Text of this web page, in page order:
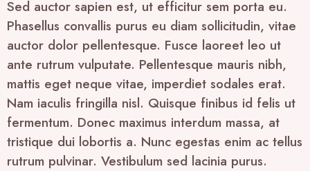
Sed auctor sapien est, ut efficitur sem porta eu.
Phasellus convallis purus eu diam sollicitudin, vitae
auctor dolor pellentesque. Fusce laoreet leo ut
ante rutrum vulputate. Pellentesque mauris nibh,
mattis eget neque vitae, imperdiet sodales erat.
Nam iaculis fringilla nisl. Quisque finibus id felis ut
fermentum. Donec maximus interdum massa, at
tristique dui lobortis a. Nunc egestas enim ac tellus
rutrum pulvinar. Vestibulum sed lacinia purus.